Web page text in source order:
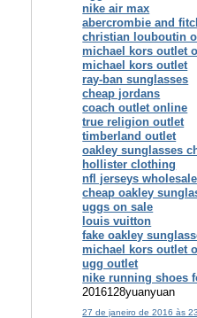
nike air max
abercrombie and
christian louboutin
michael kors outlet
michael kors outlet
ray-ban sunglasses
cheap jordans
coach outlet online
true religion outlet
timberland outlet
oakley sunglasses
hollister clothing
nfl jerseys wholesale
cheap oakley
uggs on sale
louis vuitton
fake oakley
michael kors outlet
ugg outlet
nike running shoes
2016128yuanyuan
27 de janeiro de 2016 às